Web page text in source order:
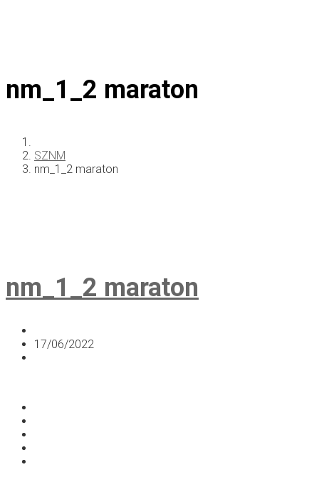
nm_1_2 maraton
SZNM
nm_1_2 maraton
nm_1_2 maraton
17/06/2022